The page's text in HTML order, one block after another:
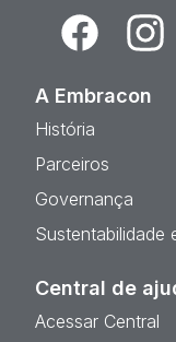
Facebook
A Embracon
História
Parceiros
Governança
Sustentabilidade
Central de
Acessar Central